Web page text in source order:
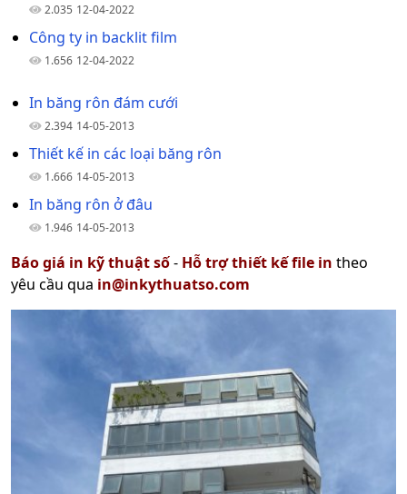
2.035 12-04-2022
Công ty in backlit film
1.656 12-04-2022
In băng rôn đám cưới
2.394 14-05-2013
Thiết kế in các loại băng rôn
1.666 14-05-2013
In băng rôn ở đâu
1.946 14-05-2013
Báo giá in kỹ thuật số- Hỗ trợ thiết kế file in theo
yêu cầu qua in@inkythuatso.com